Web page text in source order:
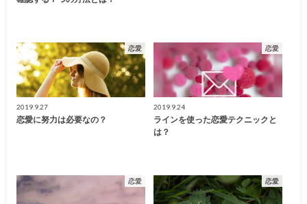
恋愛
2019.9.27
恋愛に努力は必要なの？
恋愛
2019.9.24
ラインを使った恋愛テクニックと
は？
恋愛 恋愛